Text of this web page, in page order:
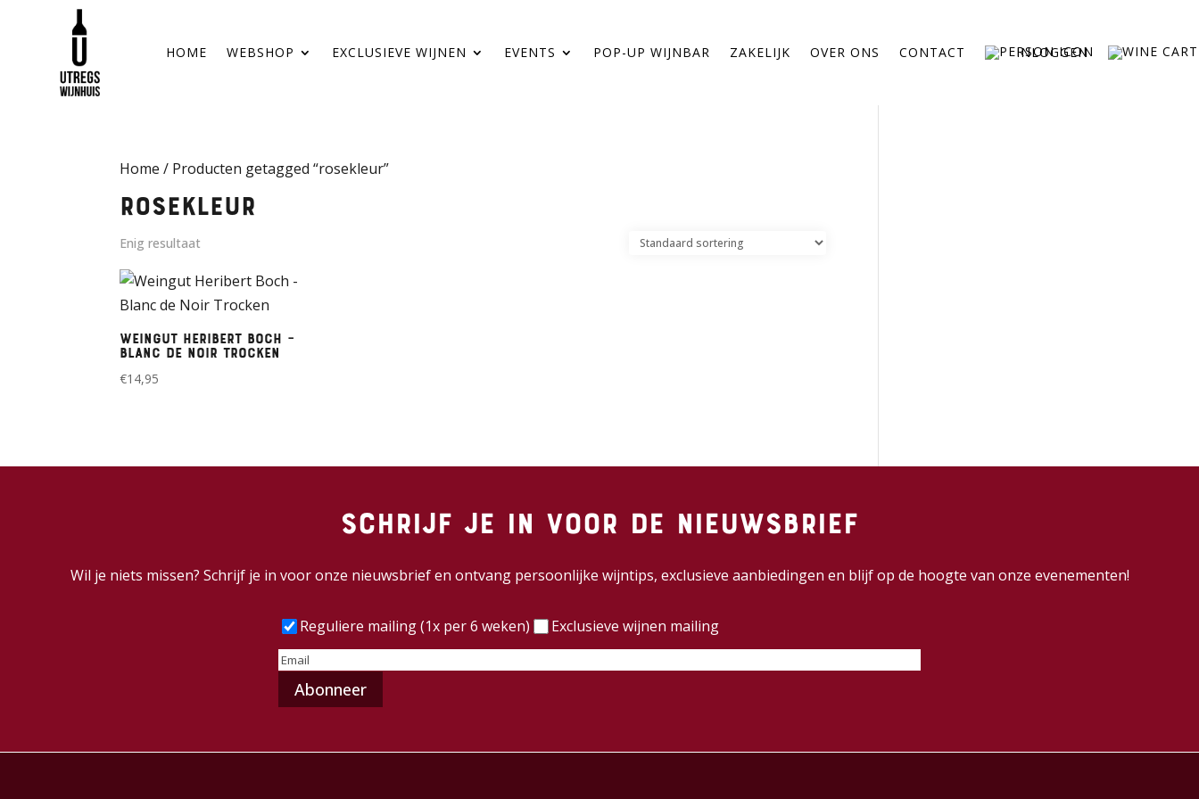
HOME WEBSHOP EXCLUSIEVE WIJNEN EVENTS POP-UP WIJNBAR ZAKELIJK OVER ONS CONTACT INLOGGEN
Home / Producten getagged “rosekleur”
rosekleur
Enig resultaat
Weingut Heribert Boch –
Blanc de Noir Trocken
€14,95
Schrijf je in voor de nieuwsbrief
Wil je niets missen? Schrijf je in voor onze nieuwsbrief en ontvang persoonlijke wijntips, exclusieve aanbiedingen en blijf op de hoogte van onze evenementen!
Frequentie(Vereist)
Reguliere mailing (1x per 6 weken)
Exclusieve wijnen mailing
E-
mailadres(Vereist)